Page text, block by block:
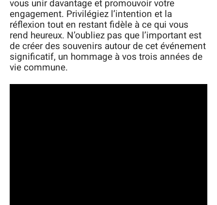
vous unir davantage et promouvoir votre
engagement. Privilégiez l’intention et la
réflexion tout en restant fidèle à ce qui vous
rend heureux. N’oubliez pas que l’important est
de créer des souvenirs autour de cet événement
significatif, un hommage à vos trois années de
vie commune.